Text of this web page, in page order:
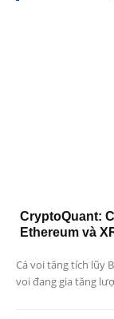
CryptoQuant:
Ethereum và
Cá voi tăng tích lũy
voi đang gia tăng